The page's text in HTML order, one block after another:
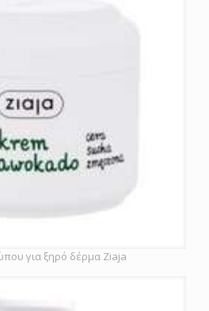
για ξηρό δέρμα Ziaja